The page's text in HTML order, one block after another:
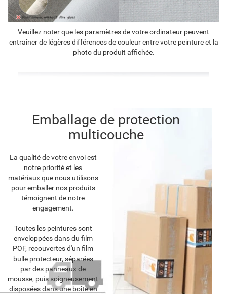
Veuillez noter que les paramètres de votre ordinateur peuvent
entraîner de légères différences de couleur entre votre peinture et la
photo du produit affichée.
Emballage de protection
multicouche
La qualité de votre envoi est
notre priorité et les
matériaux que nous utilisons
pour emballer nos produits
témoignent de notre
engagement.
Toutes les peintures sont
enveloppées dans du film
POF, recouvertes d'un film
bulle protecteur, séparées
par des panneaux de
mousse, puis soigneusement
disposées dans une boîte en